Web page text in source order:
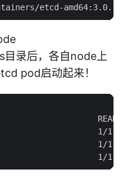
录后，各自node上
pod启动起来！
1/1
1/1